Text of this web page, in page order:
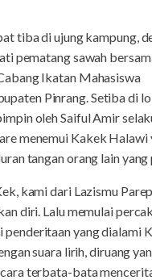
tiba di ujung kampung,
pematang sawah
Ikatan Mahasiswa
Pinrang. Setiba di
oleh Saiful Amir
menemui Kakek Halawi
tangan orang lain yang
kami dari Lazismu
diri. Lalu memulai
penderitaan yang dialami
suara lirih, diruang
terbata-bata